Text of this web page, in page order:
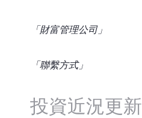
「財富管理公司」
「聯繫方式」
投資近況更新